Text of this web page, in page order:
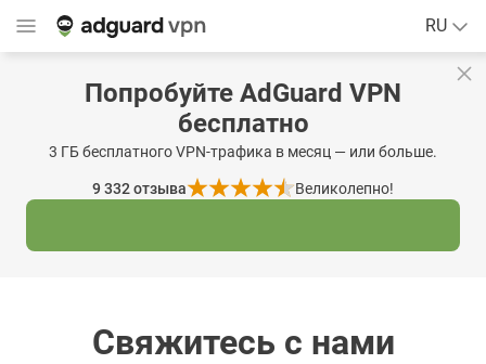
RU
Попробуйте AdGuard VPN
бесплатно
3 ГБ бесплатного VPN-трафика в месяц — или больше.
9 332отзыва Великолепно!
Свяжитесь с нами